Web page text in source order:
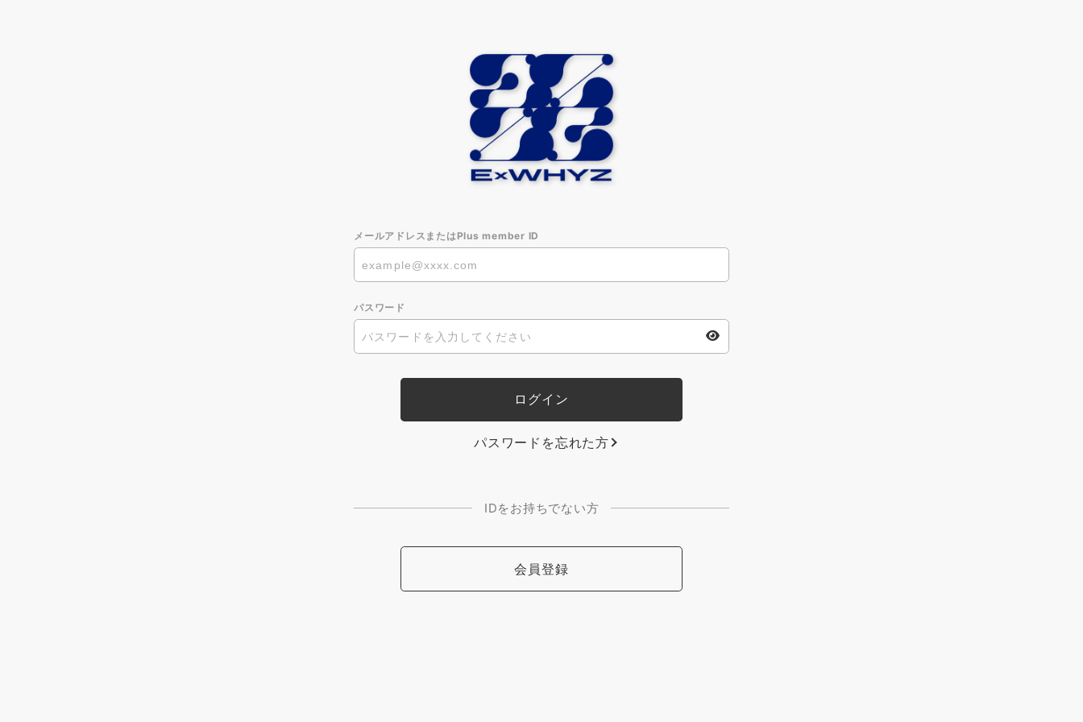
メールアドレスまたはPlus member ID
パスワード
パスワードを忘れた方
IDをお持ちでない方
会員登録